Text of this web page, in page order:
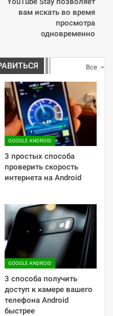
вам искать во время
просмотра
одновременно
Все
GOOGLE ANDROID
3 простых способа
проверить скорость
интернета на Android
GOOGLE ANDROID
3 способа получить
доступ к камере вашего
телефона Android
быстрее